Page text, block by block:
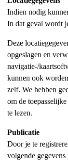
Indien nodig
In dat geval wordt
Deze
opgeslagen en
navigatie-/
kunnen ook
zelf. We hebben
om de
te lezen.
Publicatie
Door je te
volgende gegevens